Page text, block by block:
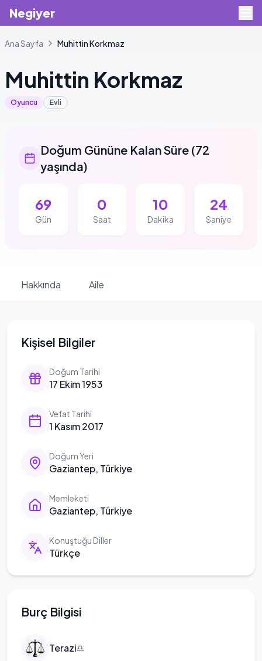
Negiyer
Ana Sayfa MuhittinKorkmaz
Muhittin Korkmaz
Oyuncu Evli
Doğum Gününe Kalan Süre (72
yaşında)
69
Gün
0
Saat
10
Dakika
23
Saniye
Hakkında Aile
Kişisel Bilgiler
Doğum Tarihi
17 Ekim 1953
Vefat Tarihi
1 Kasım 2017
Doğum Yeri
Gaziantep, Türkiye
Memleketi
Gaziantep, Türkiye
Konuştuğu Diller
Türkçe
Burç Bilgisi
Terazi♎